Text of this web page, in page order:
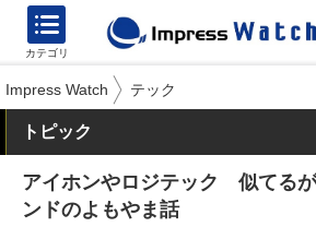
カテゴリ
Impress Watch テック
トピック
アイホンやロジテック 似てる
ンドのよもやま話